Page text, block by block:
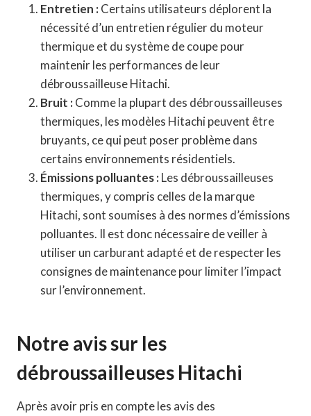
Entretien :Certains utilisateurs déplorent la
nécessité d’un entretien régulier du moteur
thermique et du système de coupe pour
maintenir les performances de leur
débroussailleuse Hitachi.
Bruit :Comme la plupart des débroussailleuses
thermiques, les modèles Hitachi peuvent être
bruyants, ce qui peut poser problème dans
certains environnements résidentiels.
Émissions polluantes :Les débroussailleuses
thermiques, y compris celles de la marque
Hitachi, sont soumises à des normes d’émissions
polluantes. Il est donc nécessaire de veiller à
utiliser un carburant adapté et de respecter les
consignes de maintenance pour limiter l’impact
sur l’environnement.
Notre avis sur les
débroussailleuses Hitachi
Après avoir pris en compte les avis des